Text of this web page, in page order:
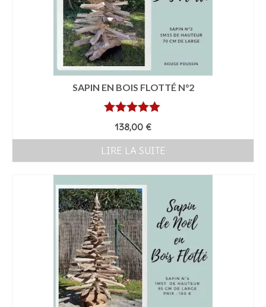
SAPIN EN BOIS FLOTTÉ N°2
Note5.00
sur 5
138,00 €
LIRE LA SUITE